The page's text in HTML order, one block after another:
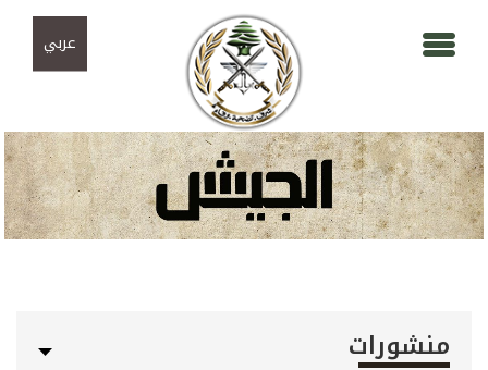
عربي
منشورات